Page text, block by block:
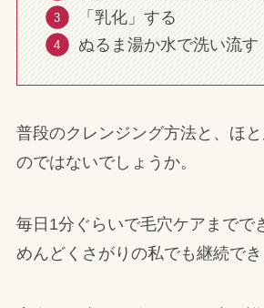
「乳化」する
ぬるま湯か水で洗い流す
普段のクレンジング方法と、ほ
のではないでしょうか。
毎日1分ぐらいで毛穴ケアまでで
めんどくさがりの私でも継続でき